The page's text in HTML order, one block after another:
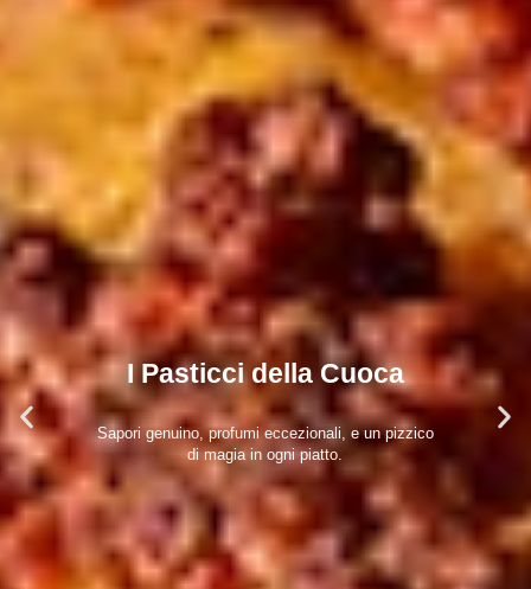
I Pasticci della Cuoca
Sapori genuino, profumi eccezionali, e un pizzico
di magia in ogni piatto.